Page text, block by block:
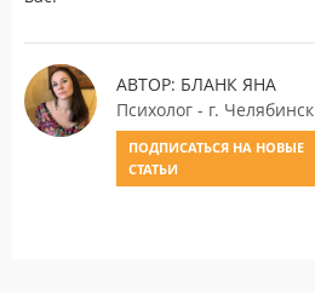
АВТОР: БЛАНК ЯНА
Психолог - г. Челябинск
ПОДПИСАТЬСЯ НА НОВЫЕ
СТАТЬИ